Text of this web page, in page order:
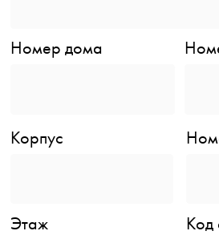
Номер дома
Корпус
Этаж Код